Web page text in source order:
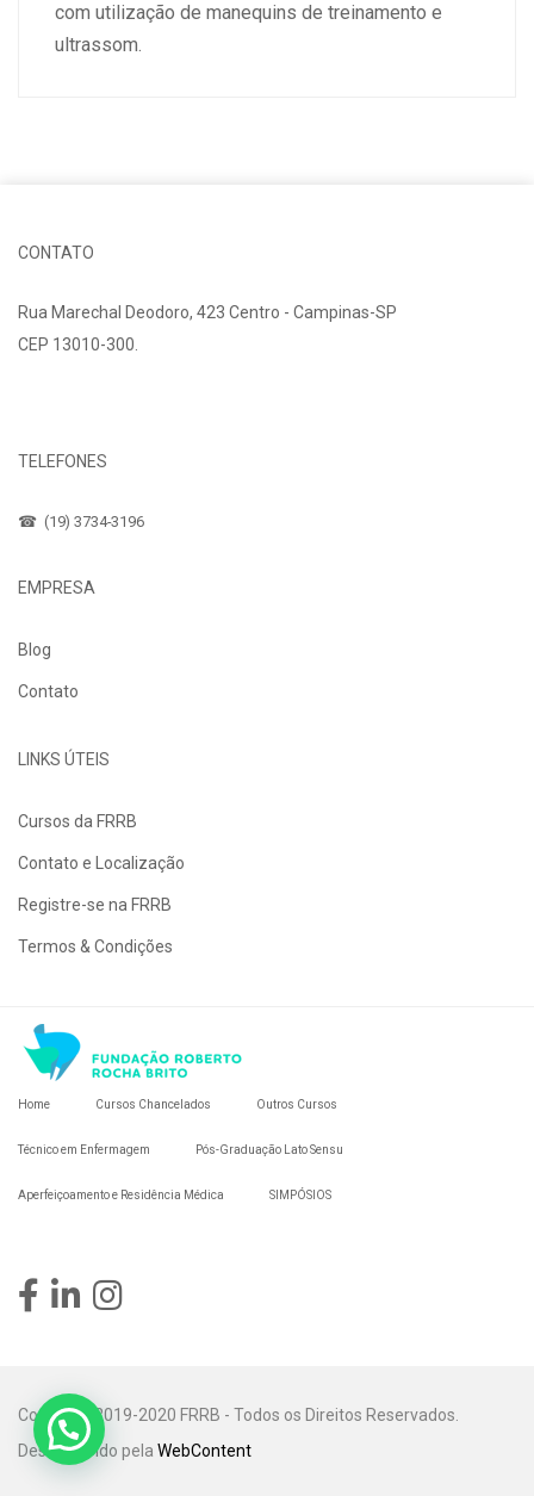
com utilização de manequins de treinamento e
ultrassom.
CONTATO
Rua Marechal Deodoro, 423 Centro - Campinas-SP
CEP 13010-300.
TELEFONES
☎ (19) 3734-3196
EMPRESA
Blog
Contato
LINKS ÚTEIS
Cursos da FRRB
Contato e Localização
Registre-se na FRRB
Termos & Condições
Home Cursos Chancelados Outros Cursos
Técnico em Enfermagem Pós-Graduação Lato Sensu
Aperfeiçoamento e Residência Médica SIMPÓSIOS
Copyright 2019-2020 FRRB - Todos os Direitos Reservados.
Desenvolvido pela WebContent